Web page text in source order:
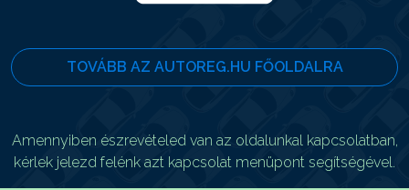
TOVÁBB AZ AUTOREG.HU FŐOLDALRA
Amennyiben észrevételed van az oldalunkal kapcsolatban,
kérlek jelezd felénk azt kapcsolat menüpont segítségével.